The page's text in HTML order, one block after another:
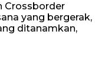
Crossborder
yang bergerak,
ditanamkan,